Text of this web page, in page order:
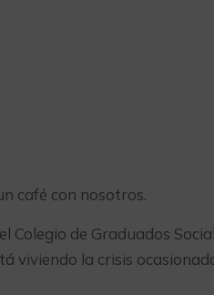
café con nosotros.
Colegio de Graduados
viviendo la crisis